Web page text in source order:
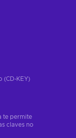
(CD-KEY)
te permite
claves no